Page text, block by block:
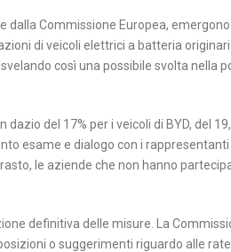
Commissione Europea,
di veicoli elettrici a batteria
così una possibile svolta nella
del 17% per i veicoli di BYD, del
esame e dialogo con i
le aziende che non hanno
definitiva delle misure. La
o suggerimenti riguardo alle